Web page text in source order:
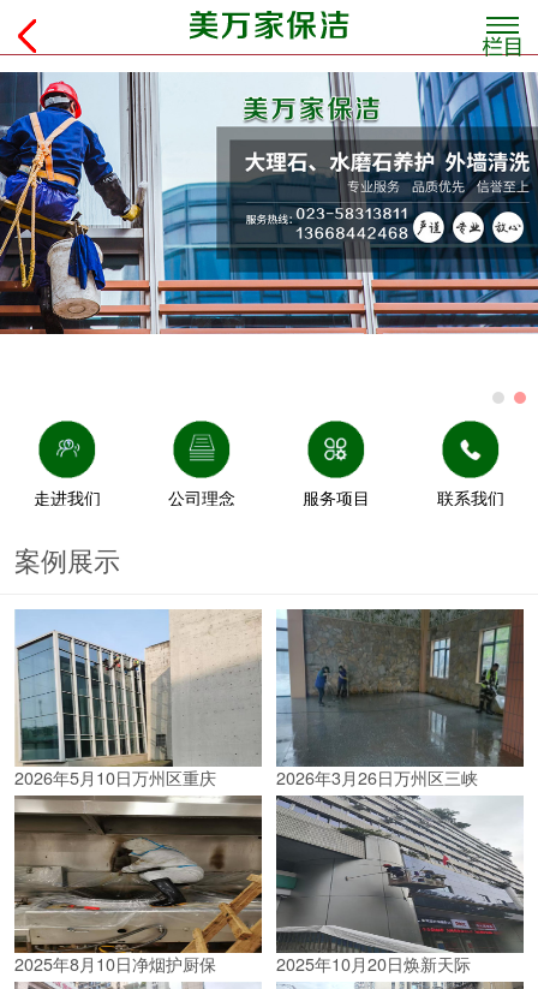
走进我们 公司理念 服务项目 联系我们
案例展示
2026年5月10日万州区重庆 2026年3月26日万州区三峡
2025年8月10日净烟护厨保 2025年10月20日焕新天际